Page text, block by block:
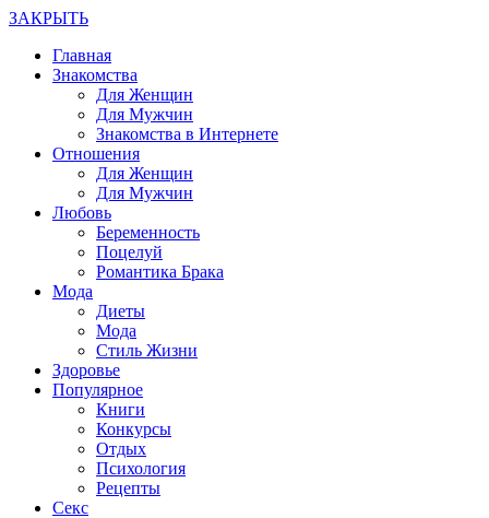
ЗАКРЫТЬ
Главная
Знакомства
Для Женщин
Для Мужчин
Знакомства в Интернете
Отношения
Для Женщин
Для Мужчин
Любовь
Беременность
Поцелуй
Романтика Брака
Мода
Диеты
Мода
Стиль Жизни
Здоровье
Популярное
Книги
Конкурсы
Отдых
Психология
Рецепты
Секс